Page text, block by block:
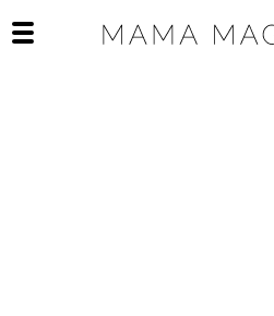
Open het mobiele menu